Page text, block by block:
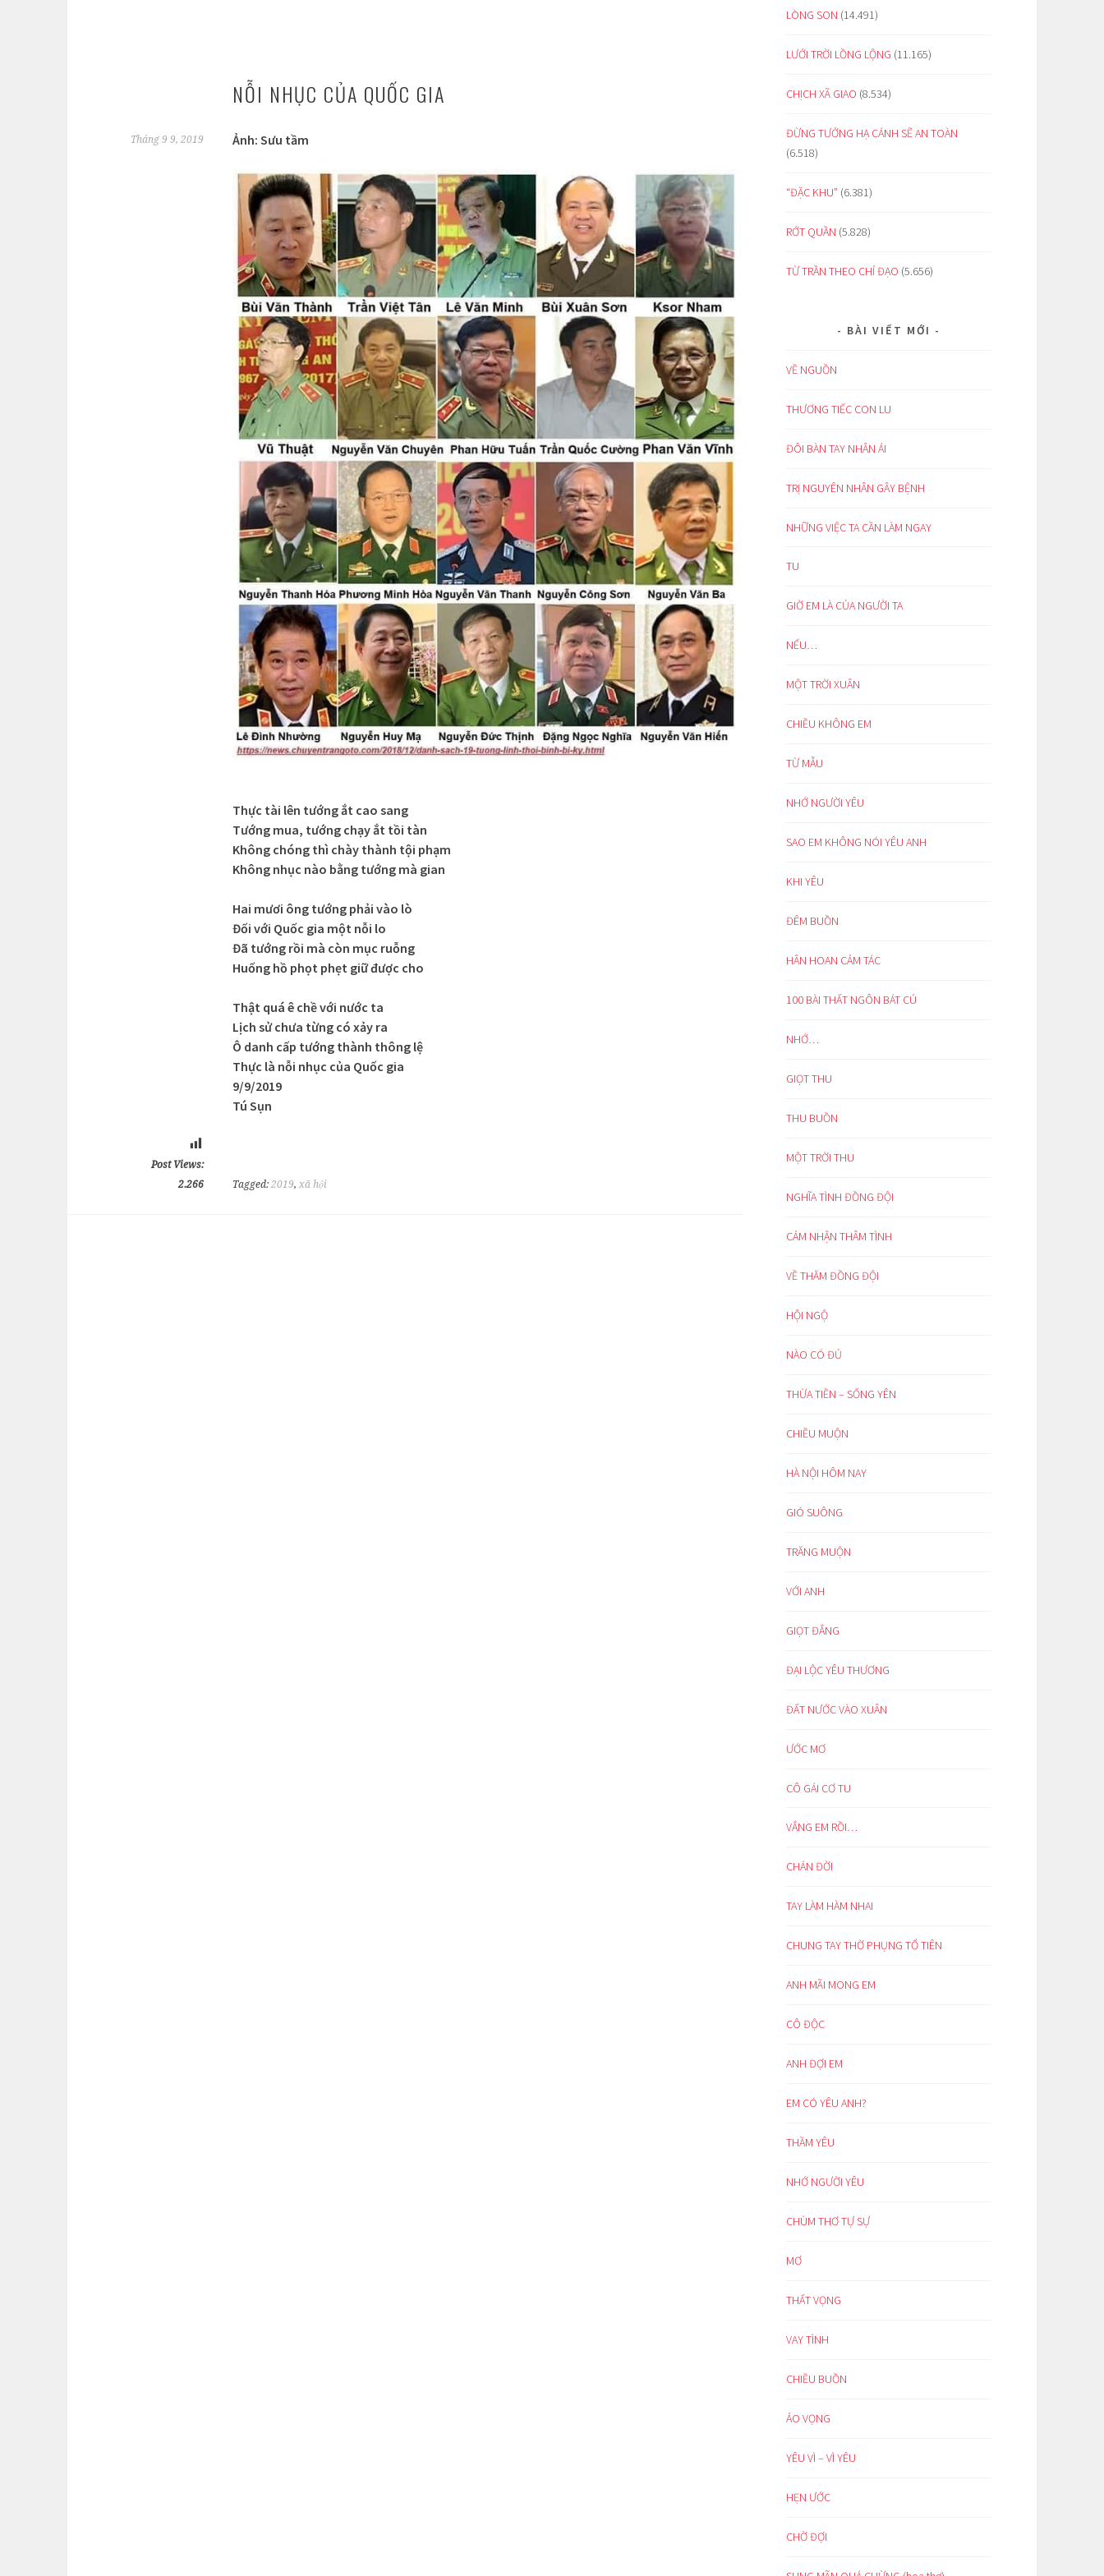
NỖI NHỤC CỦA QUỐC GIA
Tháng 9 9, 2019 Ảnh: Sưu tầm
Thực tài lên tướng ắt cao sang
Tướng mua, tướng chạy ắt tồi tàn
Không chóng thì chày thành tội phạm
Không nhục nào bằng tướng mà gian
Hai mươi ông tướng phải vào lò
Đối với Quốc gia một nỗi lo
Đã tướng rồi mà còn mục ruỗng
Huống hồ phọt phẹt giữ được cho
Thật quá ê chề với nước ta
Lịch sử chưa từng có xảy ra
Ô danh cấp tướng thành thông lệ
Thực là nỗi nhục của Quốc gia
9/9/2019
Tú Sụn
Post Views:
2.266
Tagged: 2019, xã hội
LÒNG SON (14.491)
LƯỚI TRỜI LỒNG LỘNG (11.165)
CHỊCH XÃ GIAO (8.534)
ĐỪNG TƯỞNG HẠ CÁNH SẼ AN TOÀN
(6.518)
“ĐẶC KHU” (6.381)
RỚT QUẦN (5.828)
TỪ TRẦN THEO CHỈ ĐẠO (5.656)
BÀI VIẾT MỚI
VỀ NGUỒN
THƯƠNG TIẾC CON LU
ĐÔI BÀN TAY NHÂN ÁI
TRỊ NGUYÊN NHÂN GÂY BỆNH
NHỮNG VIỆC TA CẦN LÀM NGAY
TU
GIỜ EM LÀ CỦA NGƯỜI TA
NẾU…
MỘT TRỜI XUÂN
CHIỀU KHÔNG EM
TỪ MẪU
NHỚ NGƯỜI YÊU
SAO EM KHÔNG NÓI YÊU ANH
KHI YÊU
ĐÊM BUỒN
HÂN HOAN CẢM TÁC
100 BÀI THẤT NGÔN BÁT CÚ
NHỚ…
GIỌT THU
THU BUỒN
MỘT TRỜI THU
NGHĨA TÌNH ĐỒNG ĐỘI
CẢM NHẬN THÂM TÌNH
VỀ THĂM ĐỒNG ĐỘI
HỘI NGỘ
NÀO CÓ ĐỦ
THỪA TIỀN – SỐNG YÊN
CHIỀU MUỘN
HÀ NỘI HÔM NAY
GIÓ SUÔNG
TRĂNG MUỘN
VỚI ANH
GIỌT ĐẮNG
ĐẠI LỘC YÊU THƯƠNG
ĐẤT NƯỚC VÀO XUÂN
ƯỚC MƠ
CÔ GÁI CƠ TU
VẮNG EM RỒI…
CHÁN ĐỜI
TAY LÀM HÀM NHAI
CHUNG TAY THỜ PHỤNG TỔ TIÊN
ANH MÃI MONG EM
CÔ ĐỘC
ANH ĐỢI EM
EM CÓ YÊU ANH?
THẦM YÊU
NHỚ NGƯỜI YÊU
CHÙM THƠ TỰ SỰ
MƠ
THẤT VỌNG
VAY TÌNH
CHIỀU BUỒN
ẢO VỌNG
YÊU VÌ – VÌ YÊU
HẸN ƯỚC
CHỜ ĐỢI